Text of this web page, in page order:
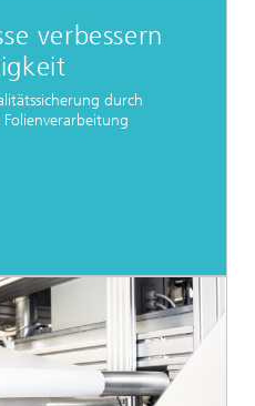
verbessern
durch